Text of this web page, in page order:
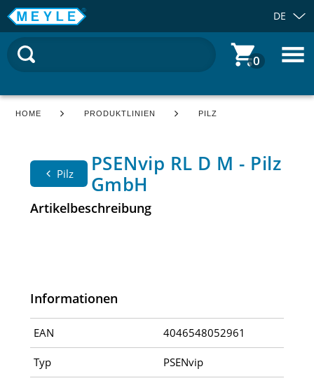
DE
0
HOME PRODUKTLINIEN PILZ
Pilz
PSENvip RL D M - Pilz
GmbH
Artikelbeschreibung
Informationen
EAN 4046548052961
Typ PSENvip